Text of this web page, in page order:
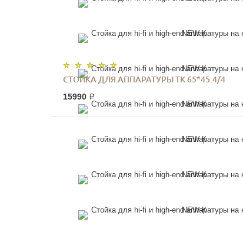
СТОЙКА ДЛЯ АППАРАТУРЫ ТК 65*45.4/4
15990 ₽